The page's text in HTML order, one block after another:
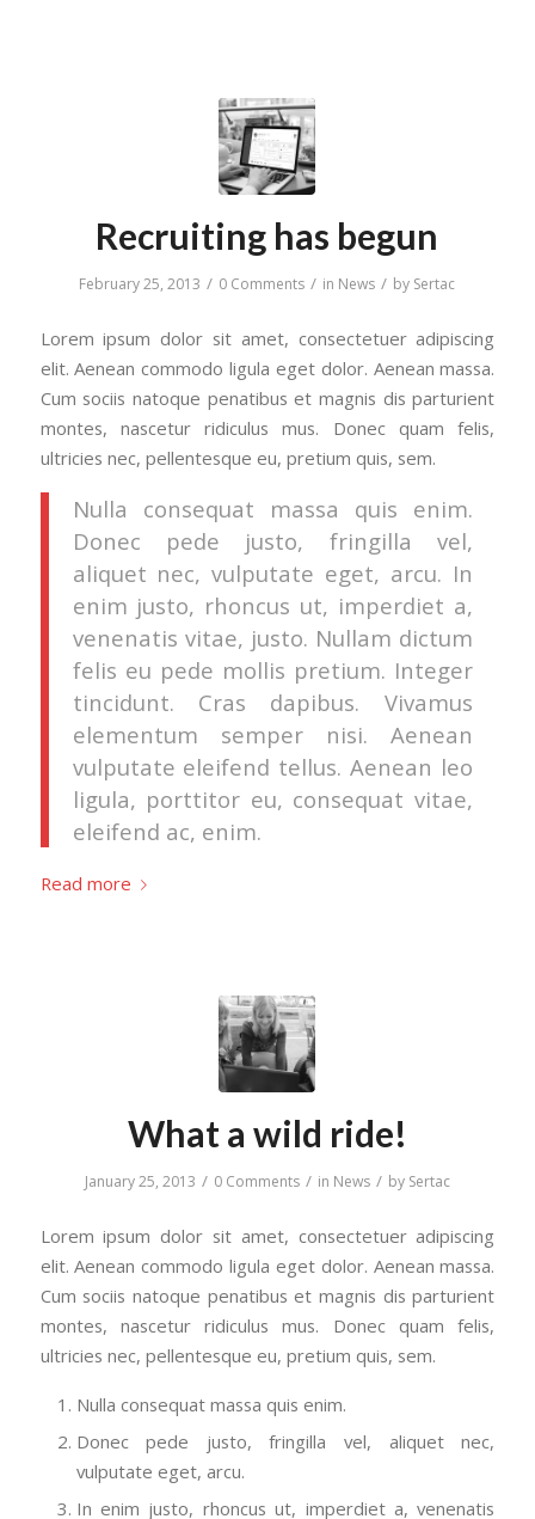
Recruiting has begun
February 25, 2013 / 0 Comments / in News / by Sertac
Lorem ipsum dolor sit amet, consectetuer adipiscing
elit. Aenean commodo ligula eget dolor. Aenean massa.
Cum sociis natoque penatibus et magnis dis parturient
montes, nascetur ridiculus mus. Donec quam felis,
ultricies nec, pellentesque eu, pretium quis, sem.
Nulla consequat massa quis enim.
Donec pede justo, fringilla vel,
aliquet nec, vulputate eget, arcu. In
enim justo, rhoncus ut, imperdiet a,
venenatis vitae, justo. Nullam dictum
felis eu pede mollis pretium. Integer
tincidunt. Cras dapibus. Vivamus
elementum semper nisi. Aenean
vulputate eleifend tellus. Aenean leo
ligula, porttitor eu, consequat vitae,
eleifend ac, enim.
Read more
What a wild ride!
January 25, 2013 / 0 Comments / in News / by Sertac
Lorem ipsum dolor sit amet, consectetuer adipiscing
elit. Aenean commodo ligula eget dolor. Aenean massa.
Cum sociis natoque penatibus et magnis dis parturient
montes, nascetur ridiculus mus. Donec quam felis,
ultricies nec, pellentesque eu, pretium quis, sem.
Nulla consequat massa quis enim.
Donec pede justo, fringilla vel, aliquet nec,
vulputate eget, arcu.
In enim justo, rhoncus ut, imperdiet a, venenatis